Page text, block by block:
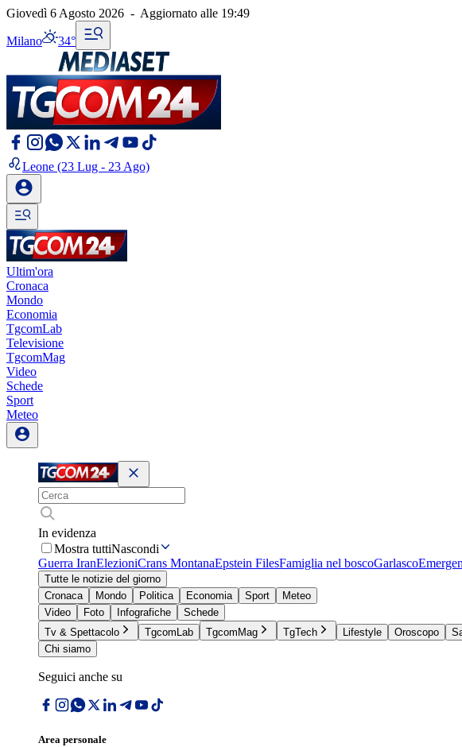
Giovedì 6 Agosto 2026 - Aggiornato alle 19:49
Milano 34°
Leone (23 Lug - 23 Ago)
Ultim'ora
Cronaca
Mondo
Economia
TgcomLab
Televisione
TgcomMag
Video
Schede
Sport
Meteo
In evidenza
Mostra tuttiNascondi
Guerra IranElezioniCrans MontanaEpstein FilesFamiglia nel boscoGarlasco
Tutte le notizie del giorno
Cronaca
Mondo Politica Economia Sport
Meteo
Video
Foto Infografiche
Schede
Tv & Spettacolo
TgcomLab TgcomMag TgTech Lifestyle Oroscopo
Chi siamo
Seguici anche su
Area personale